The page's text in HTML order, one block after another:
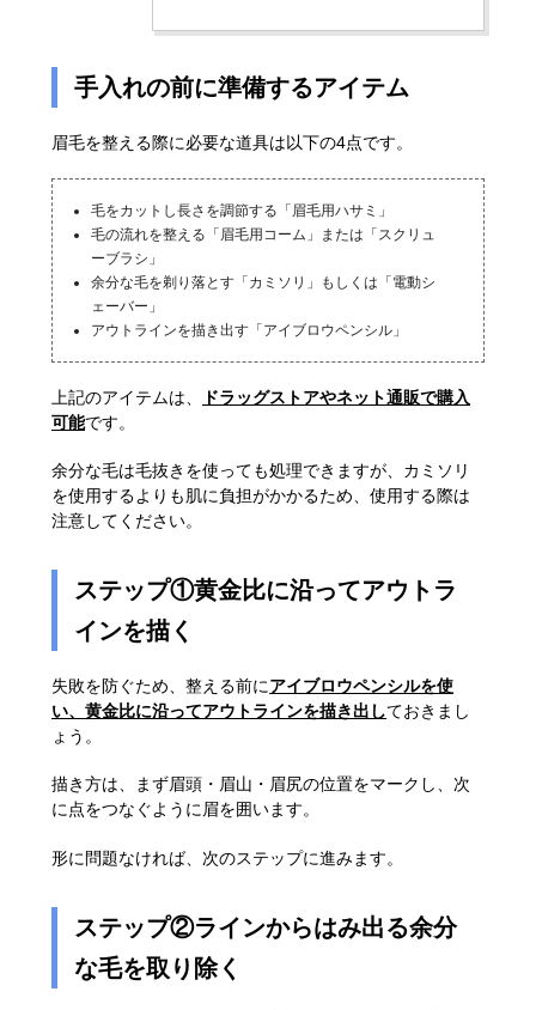
手入れの前に準備するアイテム
眉毛を整える際に必要な道具は以下の4点です。
毛をカットし長さを調節する「眉毛用ハサミ」
毛の流れを整える「眉毛用コーム」または「スクリュ
ーブラシ」
余分な毛を剃り落とす「カミソリ」もしくは「電動シ
ェーバー」
アウトラインを描き出す「アイブロウペンシル」
上記のアイテムは、
ドラッグストアやネット通販で購入
可能です。
余分な毛は毛抜きを使っても処理できますが、カミソリ
を使用するよりも肌に負担がかかるため、使用する際は
注意してください。
ステップ①黄金比に沿ってアウトラ
インを描く
失敗を防ぐため、整える前にアイブロウペンシルを使
い、黄金比に沿ってアウトラインを描き出しておきまし
ょう。
描き方は、まず眉頭・眉山・眉尻の位置をマークし、次
に点をつなぐように眉を囲います。
形に問題なければ、次のステップに進みます。
ステップ②ラインからはみ出る余分
な毛を取り除く